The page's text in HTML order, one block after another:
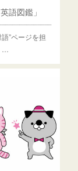
語図鑑」
語”ページを担